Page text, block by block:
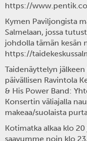
https://
Kymen Paviljongista
Salmelaan, jossa
johdolla tämän kesän
https://
Taidenäyttelyn
päivällisen Ravintola
& His Power Band:
Konsertin väliajalla
makeaa/suolaista
Kotimatka alkaa klo
saavumme noin klo